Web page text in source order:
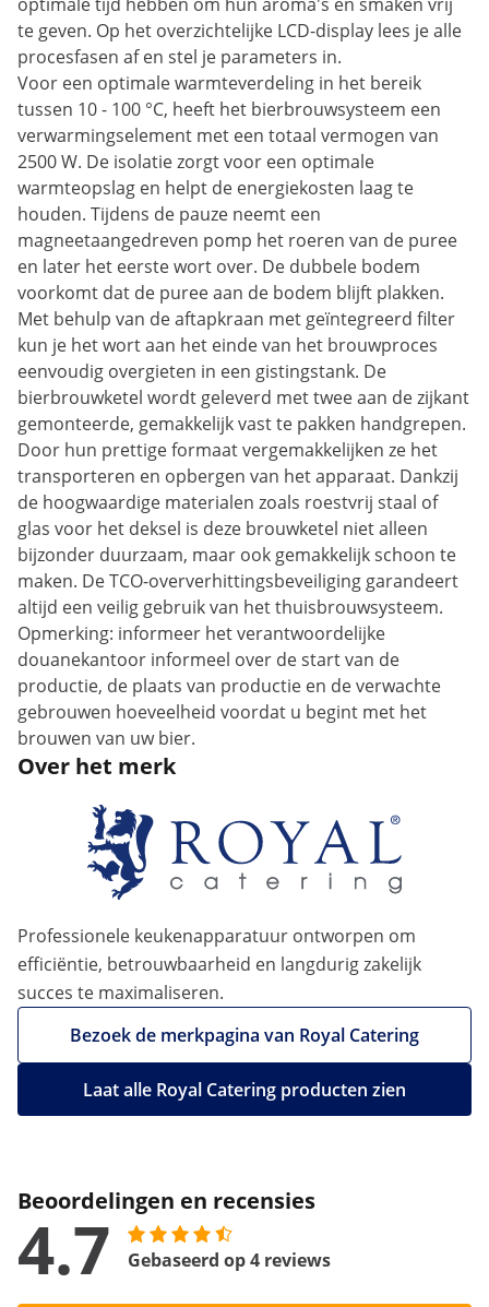
te geven. Op het overzichtelijke LCD-display lees je alle
procesfasen af en stel je parameters in.
Voor een optimale warmteverdeling in het bereik
tussen 10 - 100 °C, heeft het bierbrouwsysteem een
verwarmingselement met een totaal vermogen van
2500 W. De isolatie zorgt voor een optimale
warmteopslag en helpt de energiekosten laag te
houden. Tijdens de pauze neemt een
magneetaangedreven pomp het roeren van de puree
en later het eerste wort over. De dubbele bodem
voorkomt dat de puree aan de bodem blijft plakken.
Met behulp van de aftapkraan met geïntegreerd filter
kun je het wort aan het einde van het brouwproces
eenvoudig overgieten in een gistingstank. De
bierbrouwketel wordt geleverd met twee aan de zijkant
gemonteerde, gemakkelijk vast te pakken handgrepen.
Door hun prettige formaat vergemakkelijken ze het
transporteren en opbergen van het apparaat. Dankzij
de hoogwaardige materialen zoals roestvrij staal of
glas voor het deksel is deze brouwketel niet alleen
bijzonder duurzaam, maar ook gemakkelijk schoon te
maken. De TCO-oververhittingsbeveiliging garandeert
altijd een veilig gebruik van het thuisbrouwsysteem.
Opmerking: informeer het verantwoordelijke
douanekantoor informeel over de start van de
productie, de plaats van productie en de verwachte
gebrouwen hoeveelheid voordat u begint met het
brouwen van uw bier.
Over het merk
Professionele keukenapparatuur ontworpen om
efficiëntie, betrouwbaarheid en langdurig zakelijk
succes te maximaliseren.
Bezoek de merkpagina van Royal Catering
Laat alle Royal Catering producten zien
Beoordelingen en recensies
4.7 Gebaseerd op 4 reviews